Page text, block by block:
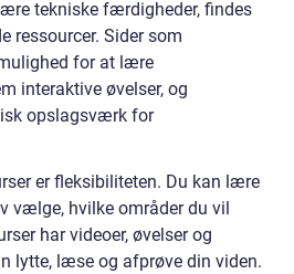
tekniske færdigheder, findes
ressourcer. Sider som
for at lære
interaktive øvelser, og
opslagsværk for
er fleksibiliteten. Du kan lære
vælge, hvilke områder du vil
har videoer, øvelser og
lytte, læse og afprøve din viden.